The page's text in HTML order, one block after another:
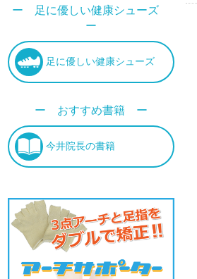
ー 足に優しい健康シューズ
ー
足に優しい健康シューズ
ー おすすめ書籍 ー
今井院長の書籍